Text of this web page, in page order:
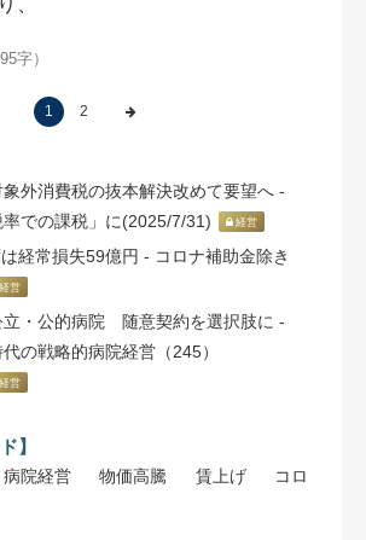
字）
1 2
外消費税の抜本解決改めて要望へ -
での課税」に(2025/7/31)
経営
経常損失59億円 - コロナ補助金除き
経営
立・公的病院 随意契約を選択肢に -
の戦略的病院経営（245）
経営
】
病院経営 物価高騰 賃上げ
コロ